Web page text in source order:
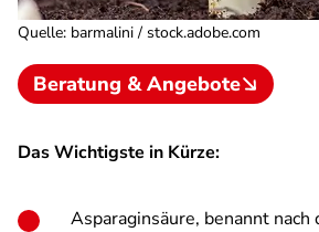
Quelle: barmalini / stock.adobe.com
Beratung & Angebote
Das Wichtigste in Kürze:
Asparaginsäure, benannt nach